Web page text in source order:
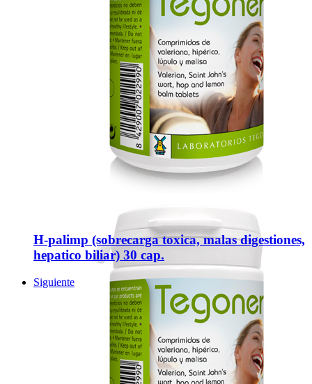
H-palimp (sobrecarga toxica, malas digestiones,
hepatico biliar) 30 cap.
Siguiente